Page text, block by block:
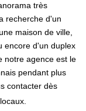
très
recherche d'un
maison de ville,
encore d'un duplex
notre agence est le
pendant plus
contacter dès